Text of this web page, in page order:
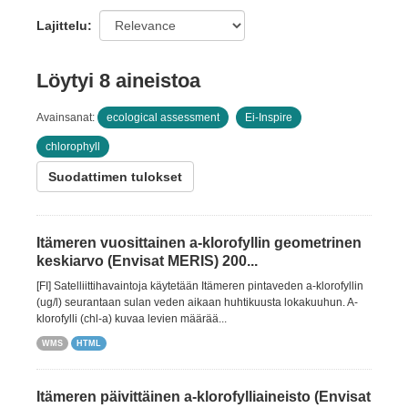
Lajittelu
Löytyi 8 aineistoa
Avainsanat: ecological assessment Ei-Inspire
chlorophyll
Suodattimen tulokset
Itämeren vuosittainen a-klorofyllin geometrinen
keskiarvo (Envisat MERIS) 200...
[FI] Satelliittihavaintoja käytetään Itämeren pintaveden a-klorofyllin
(ug/l) seurantaan sulan veden aikaan huhtikuusta lokakuuhun. A-
klorofylli (chl-a) kuvaa levien määrää...
WMS HTML
Itämeren päivittäinen a-klorofylliaineisto (Envisat